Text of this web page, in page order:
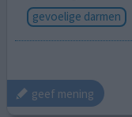
gevoelige darmen
geef mening